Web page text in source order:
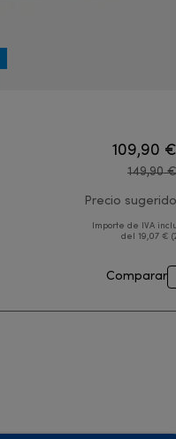
109,90 €
149,90 €
Precio sugerido
Importe de IVA
del 19,07 €
Comparar